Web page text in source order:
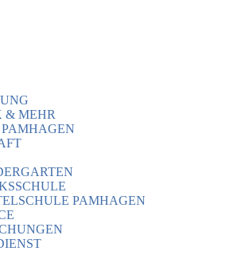
& MEHR
PAMHAGEN